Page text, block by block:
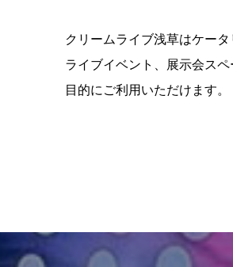
クリームライブ浅草はケー
ライブイベント、展示会ス
目的にご利用いただけます。